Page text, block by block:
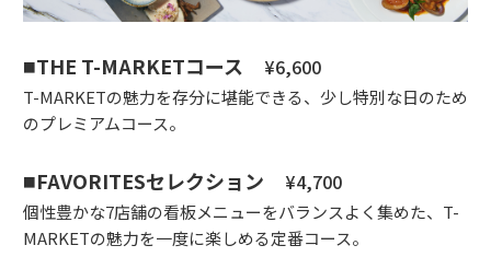
THE T-MARKETコース ¥6,600
T-MARKETの魅力を存分に堪能できる、少し特別な日のため
のプレミアムコース。
FAVORITESセレクション ¥4,700
個性豊かな7店舗の看板メニューをバランスよく集めた、T-
MARKETの魅力を一度に楽しめる定番コース。